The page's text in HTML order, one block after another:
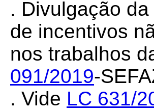
. Divulgação
de incentivos
nos trabalhos
091/2019-
. Vide LC 631/